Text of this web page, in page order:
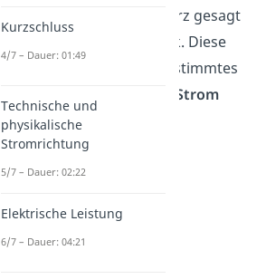
, ist kurz gesagt
eine eine Größe der Physik. Diese
beschreibt, wie gut ein bestimmtes
Strom
leitet.
Kurzschluss
4/7 – Dauer: 01:49
Technische und
physikalische
Stromrichtung
5/7 – Dauer: 02:22
Elektrische Leistung
6/7 – Dauer: 04:21